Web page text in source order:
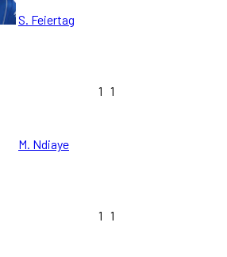
S. Feiertag
M. Ndiaye
1 1
1 1